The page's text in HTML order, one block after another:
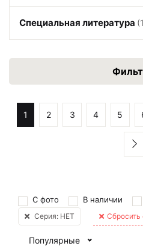
Специальная литература
1 2 3 4 5
С фото В наличии
Серия: НЕТ Сбросить
Популярные